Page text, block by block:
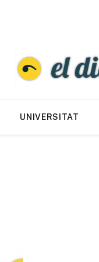
UNIVERSITAT